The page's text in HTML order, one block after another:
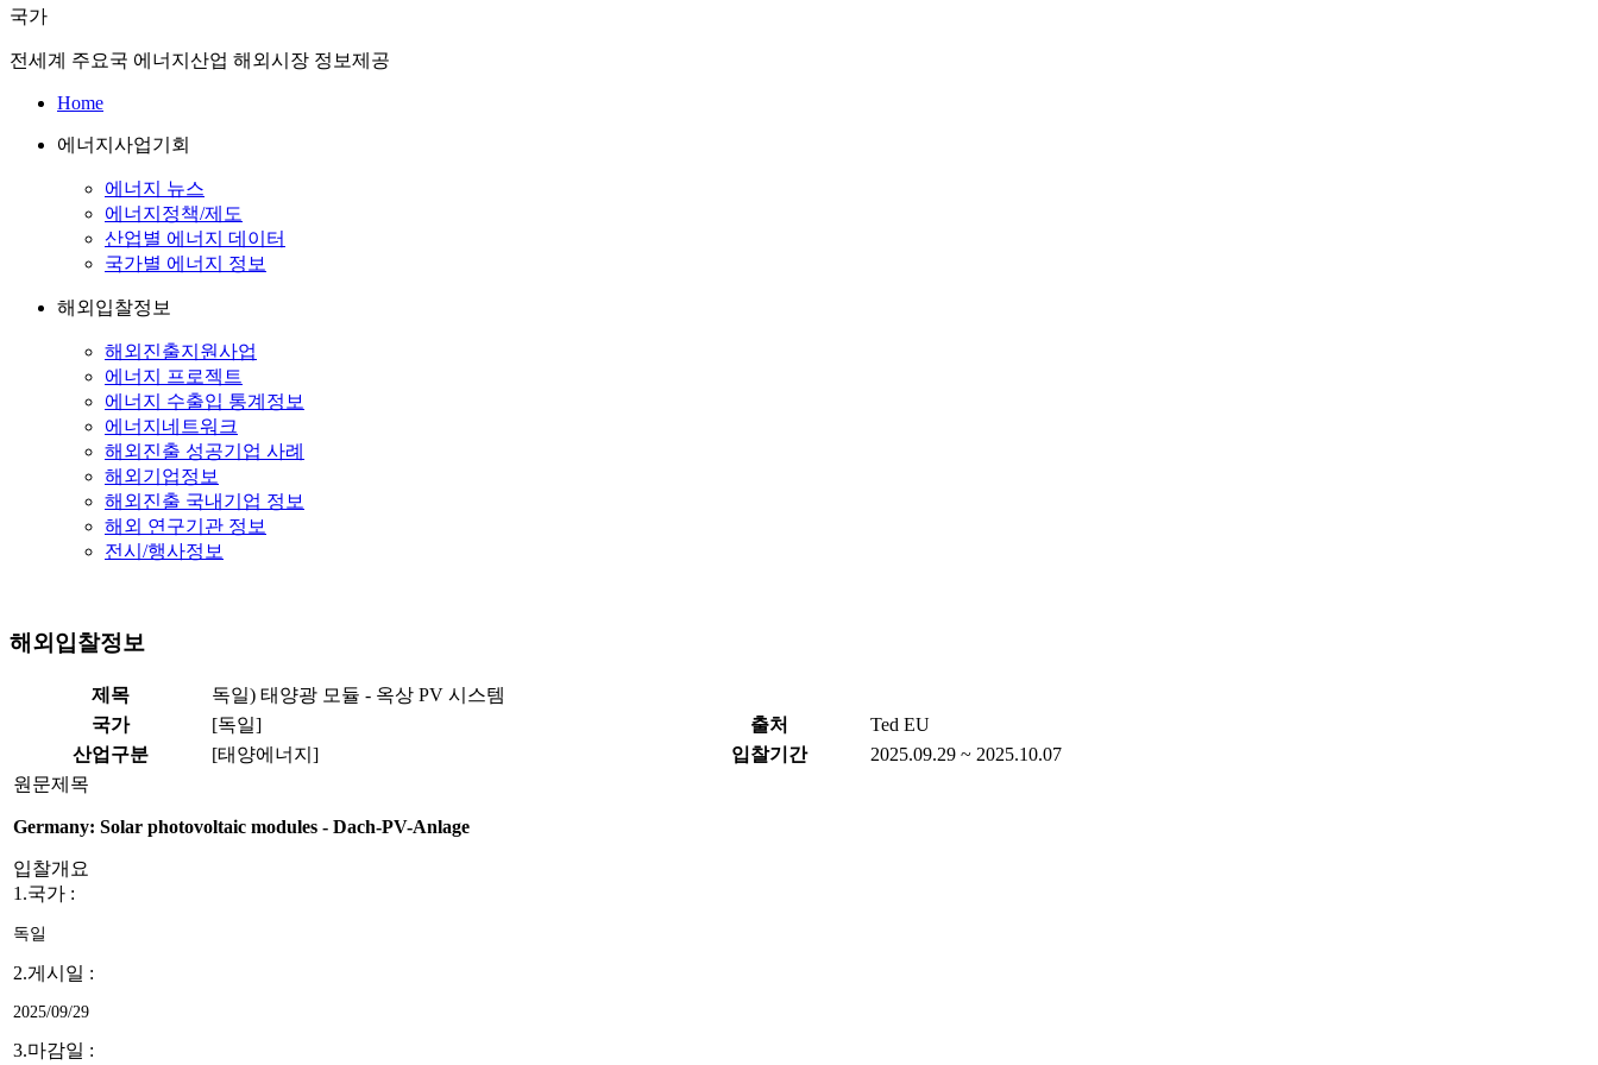
국가
전세계 주요국 에너지산업 해외시장 정보제공
Home
에너지사업기회
에너지 뉴스
에너지정책/제도
산업별 에너지 데이터
국가별 에너지 정보
해외입찰정보
해외진출지원사업
에너지 프로젝트
에너지 수출입 통계정보
에너지네트워크
해외진출 성공기업 사례
해외기업정보
해외진출 국내기업 정보
해외 연구기관 정보
전시/행사정보
해외입찰정보
제목
독일) 태양광 모듈 - 옥상 PV 시스템
국가
[독일] 출처
Ted EU
산업구분
[태양에너지] 입찰기간
2025.09.29 ~ 2025.10.07
원문제목
Germany: Solar photovoltaic modules - Dach-PV-Anlage
입찰개요
1.국가 :
독일
2.게시일 :
2025/09/29
3.마감일 :